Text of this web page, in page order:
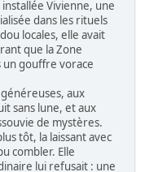
Vivienne, une
dans les rituels
locales, elle avait
que la Zone
un gouffre vorace
aux
sans lune, et aux
de mystères.
tôt, la laissant avec
combler. Elle
lui refusait : une